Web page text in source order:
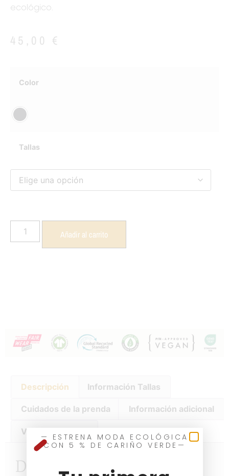
ecológico.
45,00 €
Color
Tallas
Añadir al carrito
Descripción Información Tallas
Cuidados de la prenda Información adicional
Valoraciones (0)
Descripción
— ESTRENA MODA ECOLÓGICA
CON 5 % DE CARIÑO VERDE—